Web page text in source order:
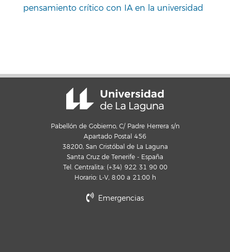
pensamiento crítico con IA en la universidad
Pabellón de Gobierno, C/ Padre Herrera s/n
Apartado Postal 456
38200, San Cristóbal de La Laguna
Santa Cruz de Tenerife - España
Tel. Centralita: (+34) 922 31 90 00
Horario: L-V, 8:00 a 21:00 h
Emergencias